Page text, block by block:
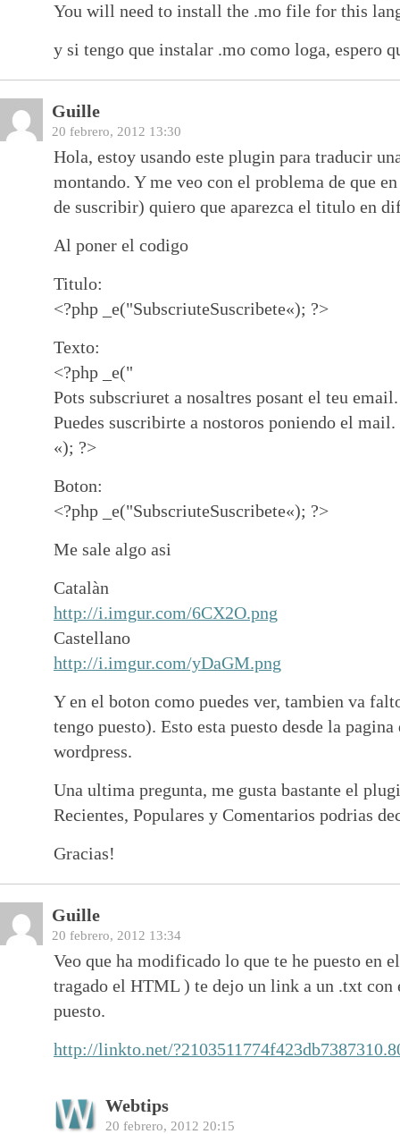
You will need to install the .mo file for this
y si tengo que instalar .mo como loga, espero
Guille
20 febrero, 2012 13:30
Hola, estoy usando este plugin para traducir
montando. Y me veo con el problema de que
de suscribir) quiero que aparezca el titulo en
Al poner el codigo
Titulo:
<?php _e("SubscriuteSuscribete«); ?>
Texto:
<?php _e("
Pots subscriuret a nosaltres posant el teu email.
Puedes suscribirte a nostoros poniendo el mail.
«); ?>
Boton:
<?php _e("SubscriuteSuscribete«); ?>
Me sale algo asi
Catalàn
http://i.imgur.com/6CX2O.png
Castellano
http://i.imgur.com/yDaGM.png
Y en el boton como puedes ver, tambien va
tengo puesto). Esto esta puesto desde la
wordpress.
Una ultima pregunta, me gusta bastante el
Recientes, Populares y Comentarios podrias
Gracias!
Guille
20 febrero, 2012 13:34
Veo que ha modificado lo que te he puesto en
tragado el HTML ) te dejo un link a un .txt con
puesto.
http://linkto.net/
Webtips
20 febrero, 2012 20:15